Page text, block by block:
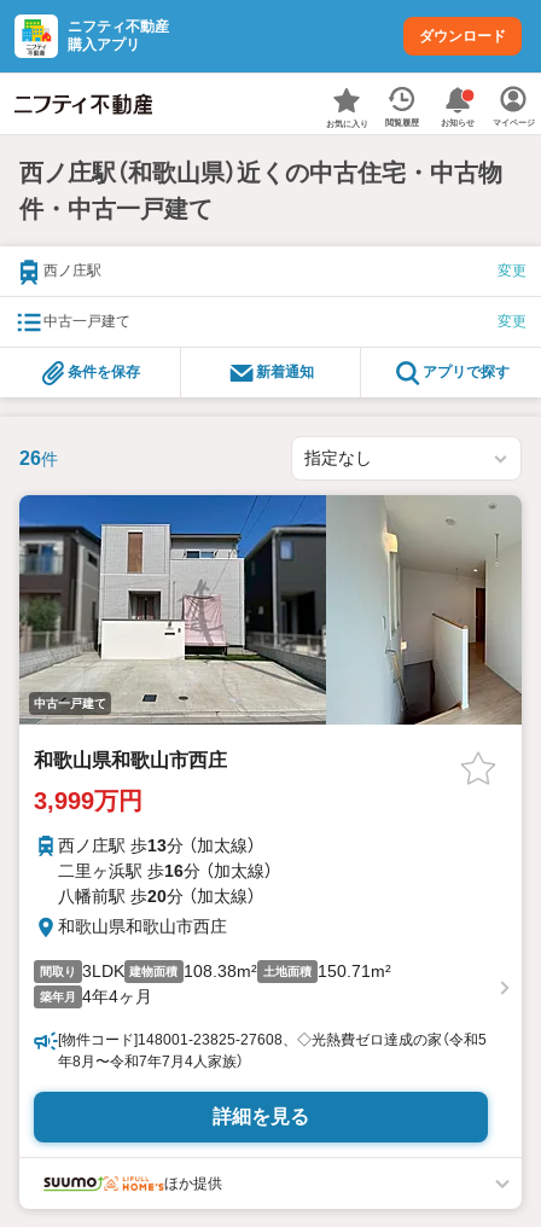
ニフティ不動産
購入アプリ
ダウンロード
お気に入り 閲覧履歴 お知らせ マイページ
西ノ庄駅（和歌山県）近くの中古住宅・中古物
件・中古一戸建て
西ノ庄駅 変更
中古一戸建て 変更
条件を保存 新着通知 アプリで探す
26件
中古一戸建て
和歌山県和歌山市西庄
3,999万円
西ノ庄駅 歩13分 （加太線）
二里ヶ浜駅 歩16分 （加太線）
八幡前駅 歩20分 （加太線）
和歌山県和歌山市西庄
間取り 3LDK 建物面積 108.38m² 土地面積 150.71m²
築年月 4年4ヶ月
[物件コード]148001-23825-27608、◇光熱費ゼロ達成の家（令和5
年8月〜令和7年7月4人家族）
詳細を見る
ほか提供